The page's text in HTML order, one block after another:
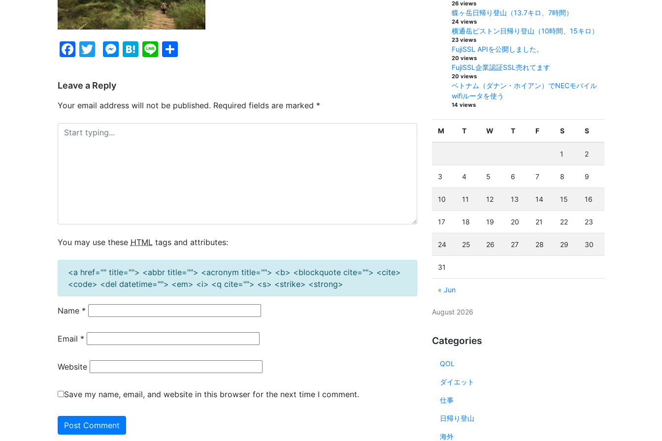
Facebook
Twitter
Messenger
Hatena
Line
Leave a Reply
Your email address will not be published. Required fields are marked *
You may use these HTML tags and attributes:
<a href="" title=""> <abbr title=""> <acronym title=""> <b> <blockquote cite=""> <cite>
<code> <del datetime=""> <em> <i> <q cite=""> <s> <strike> <strong>
Name *
Email *
Website
Save my name, email, and website in this browser for the next time I comment.
26 views
蝶ヶ岳日帰り登山（13.7キロ、7時間）
24 views
横通岳ピストン日帰り登山（10時間、15キロ）
23 views
FujiSSL APIを公開しました。
20 views
FujiSSL企業認証SSL売れてます
20 views
ベトナム（ダナン・ホイアン）でNECモバイル
wifiルータを使う
14 views
August 2026
M T W T F S S
« Jun
1 2
3 4 5 6 7 8 9
10 11 12 13 14 15 16
17 18 19 20 21 22 23
24 25 26 27 28 29 30
31
Categories
QOL
ダイエット
仕事
日帰り登山
海外